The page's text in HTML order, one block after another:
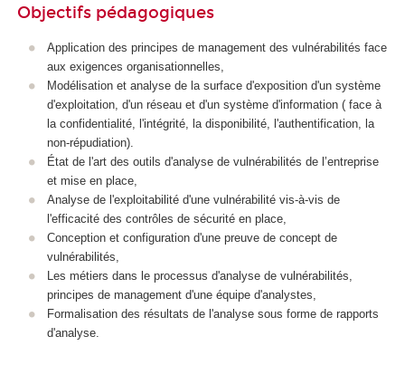
Objectifs pédagogiques
Application des principes de management des vulnérabilités face
aux exigences organisationnelles,
Modélisation et analyse de la surface d'exposition d'un système
d'exploitation, d'un réseau et d'un système d'information ( face à
la confidentialité, l'intégrité, la disponibilité, l'authentification, la
non-répudiation).
État de l'art des outils d'analyse de vulnérabilités de l’entreprise
et mise en place,
Analyse de l'exploitabilité d'une vulnérabilité vis-à-vis de
l'efficacité des contrôles de sécurité en place,
Conception et configuration d'une preuve de concept de
vulnérabilités,
Les métiers dans le processus d'analyse de vulnérabilités,
principes de management d'une équipe d'analystes,
Formalisation des résultats de l'analyse sous forme de rapports
d'analyse.